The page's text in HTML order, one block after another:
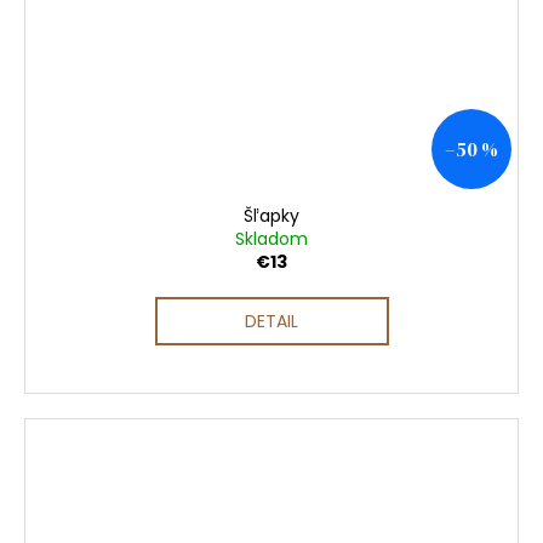
–50 %
Šľapky
Skladom
€13
DETAIL